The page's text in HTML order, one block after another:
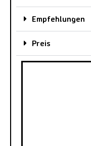
Empfehlungen
Preis